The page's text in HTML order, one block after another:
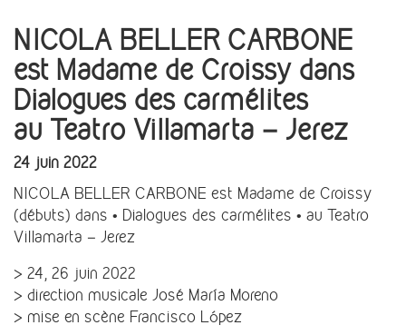
NICOLA BELLER CARBONE
est Madame de Croissy dans
Dialogues des carmélites
au Teatro Villamarta – Jerez
24 juin 2022
NICOLA BELLER CARBONE est Madame de Croissy
(débuts) dans • Dialogues des carmélites • au Teatro
Villamarta – Jerez
> 24, 26 juin 2022
> direction musicale José María Moreno
> mise en scène Francisco López